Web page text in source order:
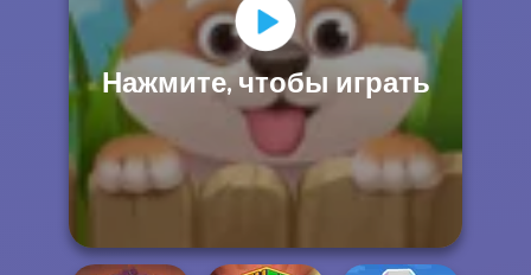
Нажмите, чтобы играть